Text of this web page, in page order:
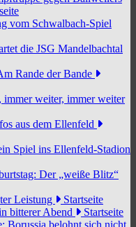
vom Schwalbach-Spiel
die JSG Mandelbachtal
Rande der Bande
immer weiter, immer weiter
aus dem Ellenfeld
Spiel ins Ellenfeld-Stadion
Der „weiße Blitz“
Leistung
Startseite
bitterer Abend
Startseite
Borussia belohnt sich nicht